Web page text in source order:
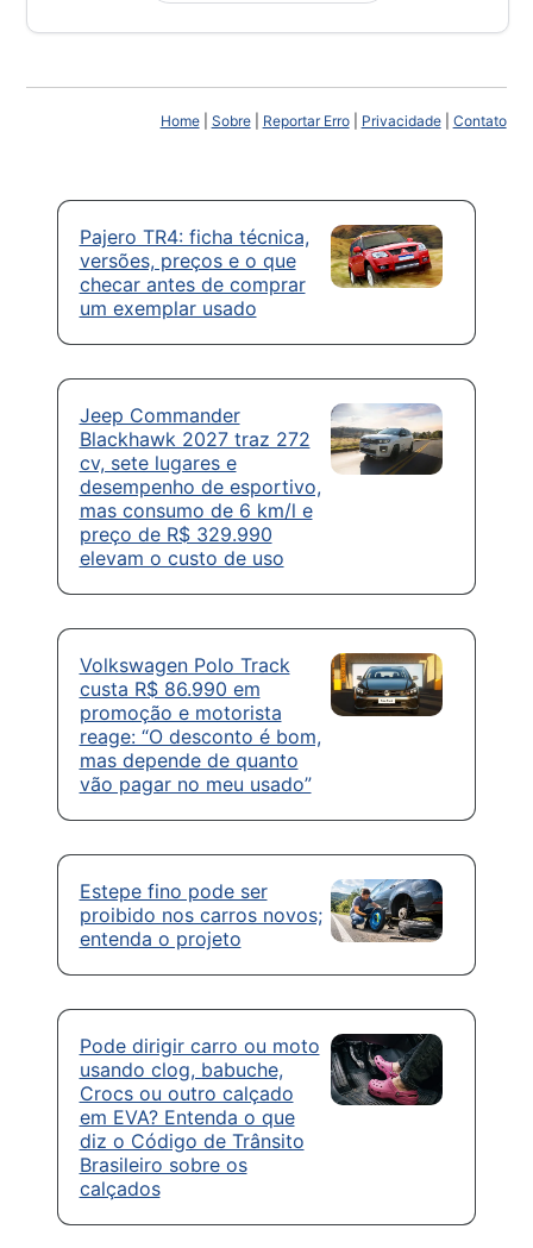
Home| Sobre| Reportar Erro| Privacidade| Contato
Pajero TR4: ficha técnica,
versões, preços e o que
checar antes de comprar
um exemplar usado
Jeep Commander
Blackhawk 2027 traz 272
cv, sete lugares e
desempenho de esportivo,
mas consumo de 6 km/l e
preço de R$ 329.990
elevam o custo de uso
Volkswagen Polo Track
custa R$ 86.990 em
promoção e motorista
reage: “O desconto é bom,
mas depende de quanto
vão pagar no meu usado”
Estepe fino pode ser
proibido nos carros novos;
entenda o projeto
Pode dirigir carro ou moto
usando clog, babuche,
Crocs ou outro calçado
em EVA? Entenda o que
diz o Código de Trânsito
Brasileiro sobre os
calçados